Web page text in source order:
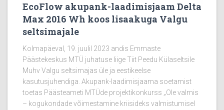
EcoFlow akupank-laadimisjaam Delta
Max 2016 Wh koos lisaakuga Valgu
seltsimajale
Kolmapäeval, 19. juulil 2023 andis Emmaste
Päästekeskus MTÜ juhatuse liige Tiit Peedu Külaseltsile
Muhv Valgu seltsimajas üle ja eestikeelse
kasutusjuhendiga. Akupank-laadimisjaama soetamist
toetas Päästeameti MTÜde projektikonkurss „Ole valmis
– kogukondade võimestamine kriisideks valmistumisel